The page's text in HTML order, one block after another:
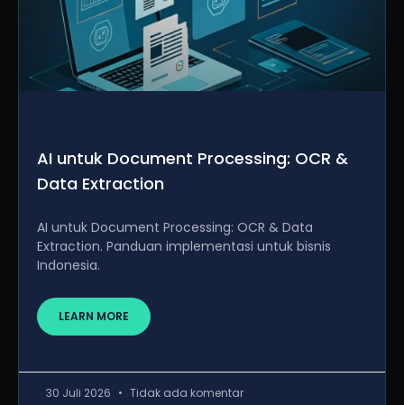
AI untuk Document Processing: OCR &
Data Extraction
AI untuk Document Processing: OCR & Data
Extraction. Panduan implementasi untuk bisnis
Indonesia.
LEARN MORE
30 Juli 2026 Tidak ada komentar